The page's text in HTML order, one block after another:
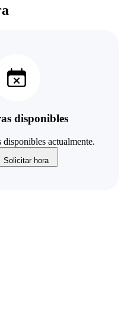
disponibles
actualmente.
Solicitar hora